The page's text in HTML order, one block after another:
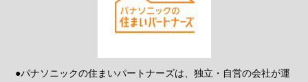
●パナソニックの住まいパートナーズは、独立・自営の会社が運